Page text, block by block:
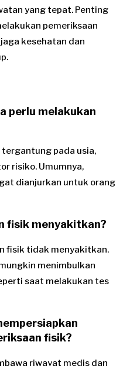
yang tepat. Penting
pemeriksaan
kesehatan dan
perlu melakukan
pada usia,
risiko. Umumnya,
dianjurkan untuk orang
fisik menyakitkan?
fisik tidak menyakitkan.
menimbulkan
saat melakukan tes
fisik?
riwayat medis dan